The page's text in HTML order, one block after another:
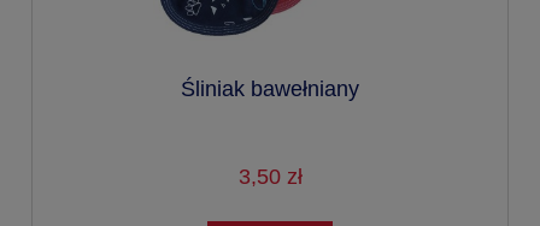
Śliniak bawełniany
3,50 zł